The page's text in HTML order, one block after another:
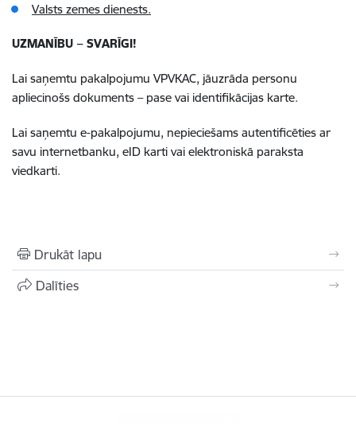
Valsts zemes dienests.
UZMANĪBU – SVARĪGI!
Lai saņemtu pakalpojumu VPVKAC, jāuzrāda personu
apliecinošs dokuments – pase vai identifikācijas karte.
Lai saņemtu e-pakalpojumu, nepieciešams autentificēties ar
savu internetbanku, eID karti vai elektroniskā paraksta
viedkarti.
Drukāt lapu
Dalīties